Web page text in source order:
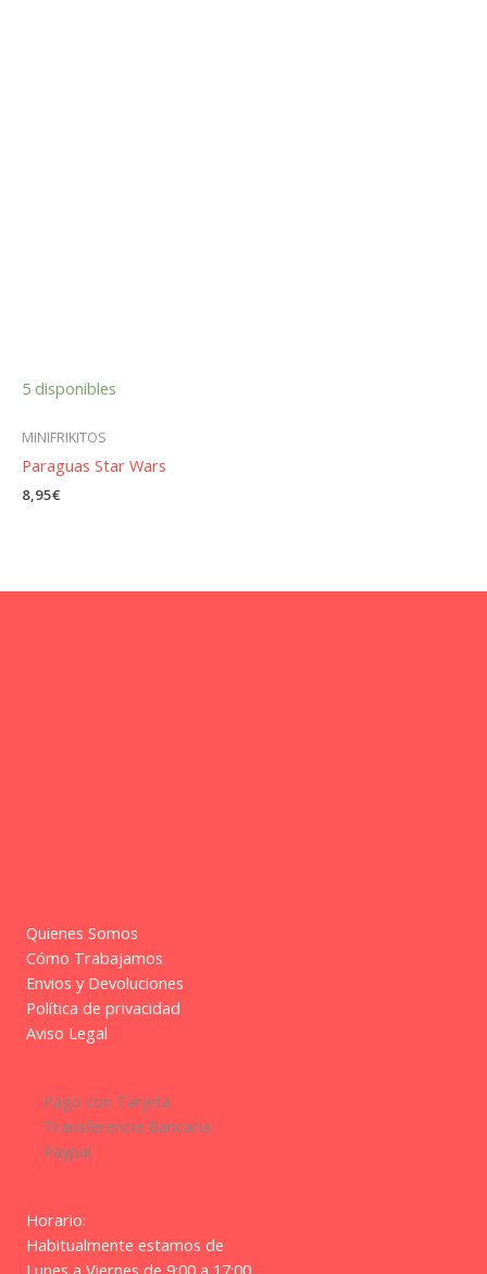
5 disponibles
MINIFRIKITOS
Paraguas Star Wars
8,95€
Quienes Somos
Cómo Trabajamos
Envios y Devoluciones
Política de privacidad
Aviso Legal
Pago con Tarjeta
Transferencia Bancaria
Paypal
Horario:
Habitualmente estamos de